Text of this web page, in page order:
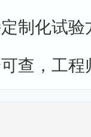
制化试
查，工